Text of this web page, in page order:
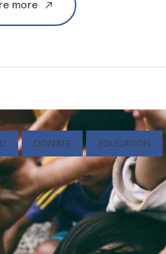
more
DONATE EDUCATION